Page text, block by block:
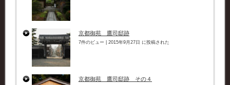
京都御苑 鷹司邸跡
7件のビュー 2015年9月27日 に投稿された
京都御苑 鷹司邸跡 その４